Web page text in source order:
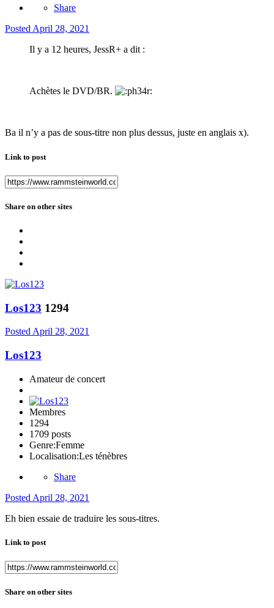
Share
Posted April 28, 2021
Il y a 12 heures, JessR+ a dit :
Achètes le DVD/BR.
Ba il n’y a pas de sous-titre non plus dessus, juste en anglais x).
Link to post
Share on other sites
Los123 1294
PostedApril 28, 2021
Los123
Amateur de concert
Membres
1294
1709 posts
Genre:Femme
Localisation:Les ténèbres
Share
Posted April 28, 2021
Eh bien essaie de traduire les sous-titres.
Link to post
Share on other sites